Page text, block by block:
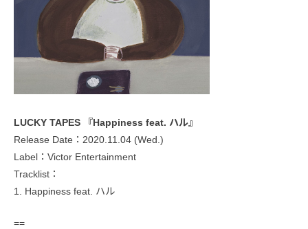
LUCKY TAPES 『Happiness feat. ハル』
Release Date：2020.11.04 (Wed.)
Label：Victor Entertainment
Tracklist：
1. Happiness feat. ハル
==